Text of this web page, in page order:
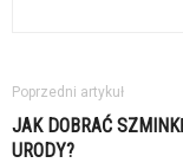
Poprzedni artykuł
JAK DOBRAĆ
URODY?